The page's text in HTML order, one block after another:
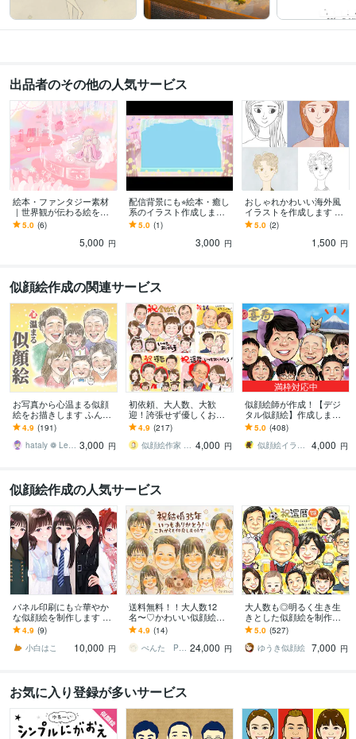
出品者のその他の人気サービス
絵本・ファンタジー素材
｜世界観が伝わる絵を描
きます VTuberさん、ボカ
ロMV、結婚式などでも！
5.0 (6)
5,000 円
配信背景にも⭐︎絵本・癒し
系のイラスト作成します
似顔絵、記念日、アイコ
ン、挿絵、ヘッダーなど
商用利用も可です
5.0 (1)
3,000 円
おしゃれかわいい海外風
イラストを作成します 線
のみのイラストなら1000
円！ブログやSNS、名刺
5.0 (2)
1,500 円
似顔絵作成の関連サービス
お写真から心温まる似顔
絵をお描きします ふんわ
り優しい色鉛筆タッチ♡
大切な日に心に残る贈り
物
4.9 (191)
hataly ❁ Lee／ enme 3,000 円
初依頼、大人数、大歓
迎！誇張せず優しくお描
きします 古希、還暦や敬
老、父母の日、大切な家
族への想いを形にします
4.9 (217)
似顔絵作家 mogu 4,000 円
満枠対応中
似顔絵師が作成！【デジ
タル似顔絵】作成します
デジタルなのに温かい。
データ納品の為スピーデ
ィーで安心。
5.0 (408)
似顔絵イラスト nekoさかち
4,000 円
似顔絵作成の人気サービス
パネル印刷にも☆華やか
な似顔絵を制作します 多
様なサイズに対応可◎大
切な日の一枚に。
4.9 (9)
小白はこ
10,000 円
送料無料！！大人数12
名〜♡かわいい似顔絵描
きます ♡還暦祝い/記念日/
古希祝い/米寿祝い/傘寿祝
い/プレゼント
4.9 (14)
ぺんた Pengin Smile 24,000 円
大人数も◎明るく生き生
きとした似顔絵を制作し
ます ✦送料込み✦長寿祝
い、記念日、プレゼン
ト、ご自宅用に♪
5.0 (527)
ゆうき似顔絵 7,000 円
お気に入り登録が多いサービス